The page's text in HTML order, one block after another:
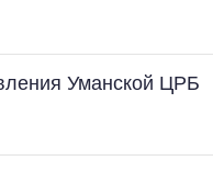
Уманской ЦРБ